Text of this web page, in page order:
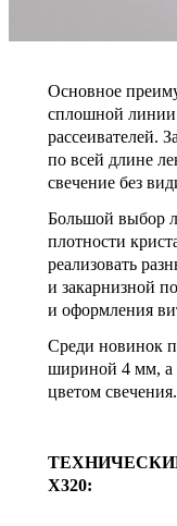
Основное
сплошной линии
рассеивателей.
по всей длине
свечение без
Большой выбор
плотности
реализовать
и закарнизной
и оформления
Среди новинок
шириной 4 мм, а
цветом свечения.
X320: